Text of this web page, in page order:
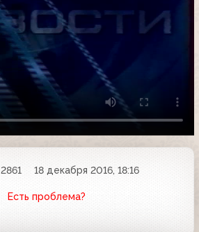
2861
18 декабря 2016, 18:16
Есть проблема?